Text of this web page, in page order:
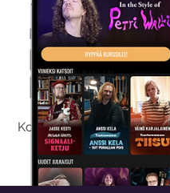
Kokeilemalla ilmaiseksi